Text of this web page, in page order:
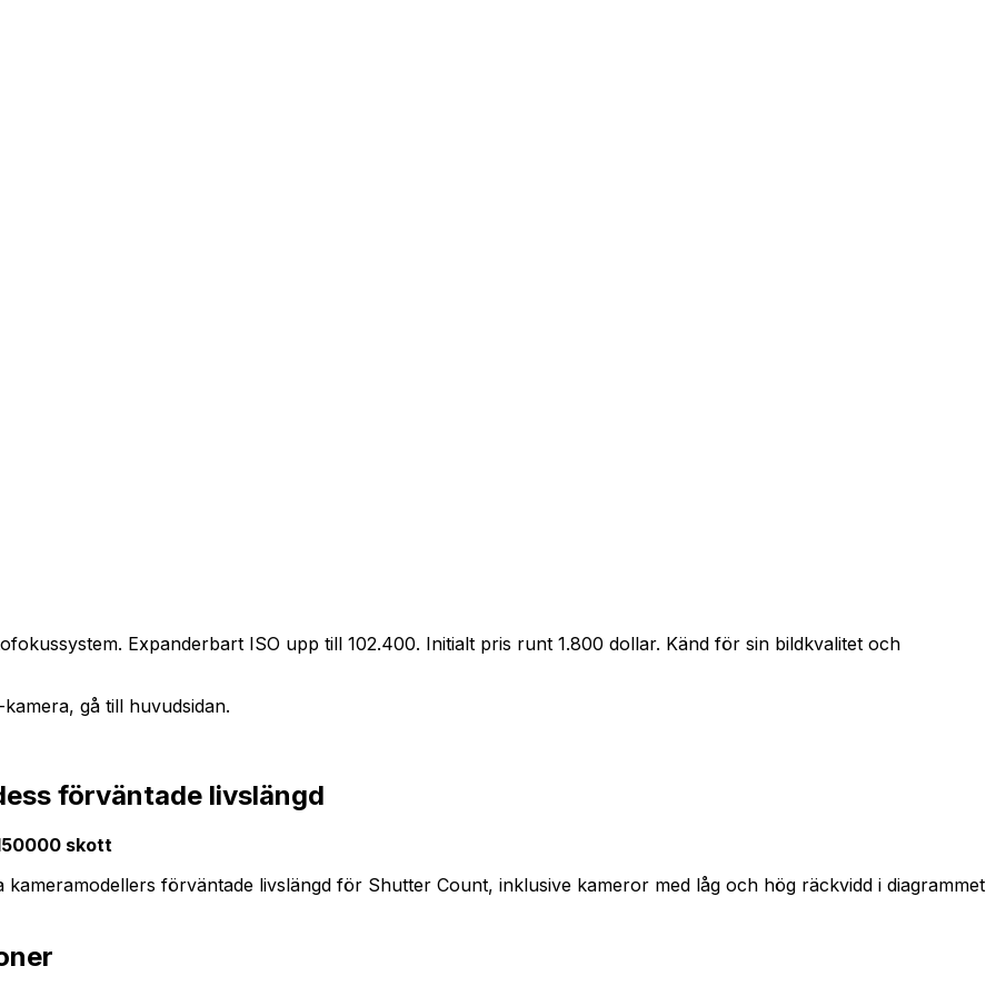
Expanderbart ISO upp till 102.400. Initialt pris runt 1.800 dollar. Känd för sin bildkvalitet och
gå till huvudsidan.
förväntade livslängd
skott
förväntade livslängd för Shutter Count, inklusive kameror med låg och hög räckvidd i diagrammet